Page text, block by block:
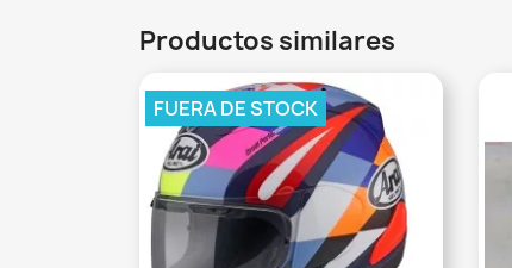
Productos similares
FUERA DE STOCK